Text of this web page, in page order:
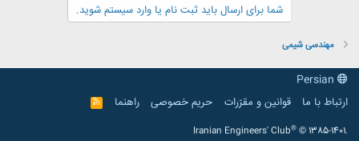
شما برای ارسال باید ثبت نام یا وارد سیستم شوید.
مهندسی شیمی
ارتباط با ما
قوانین و مقرّرات حریم خصوصی راهنما
R
S
Iranian Engineers' Club® © 1385-1401.